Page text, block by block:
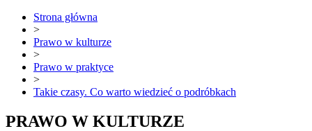
Strona główna
>
Prawo w kulturze
>
Prawo w praktyce
>
Takie czasy. Co warto wiedzieć o podróbkach
PRAWO W KULTURZE